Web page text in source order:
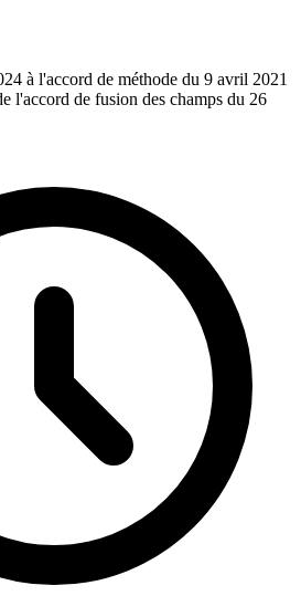
à l'accord de méthode du 9 avril 2021
l'accord de fusion des champs du 26